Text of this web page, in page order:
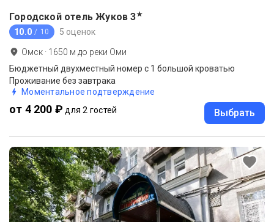
Городской отель Жуков 3★
10.0 / 10 5 оценок
Омск · 1650 м до реки Оми
Бюджетный двухместный номер с 1 большой кроватью
Проживание без завтрака
Моментальное подтверждение
от 4 200 ₽ для 2 гостей Выбрать